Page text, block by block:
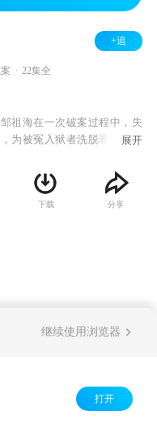
+追
22集全
祖海在一次破案过程中，失
为被冤入狱者洗脱罪名，苦
展开
下载 分享
继续使用浏览器
打开